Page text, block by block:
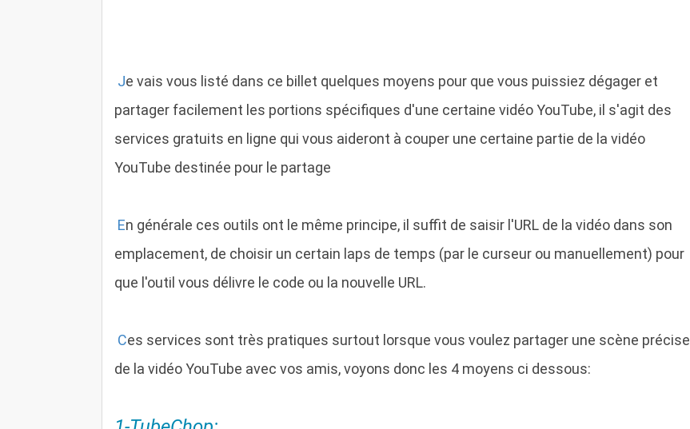
Je vais vous listé dans ce billet quelques moyens pour que vous puissiez dégager et
partager facilement les portions spécifiques d'une certaine vidéo YouTube, il s'agit des
services gratuits en ligne qui vous aideront à couper une certaine partie de la vidéo
YouTube destinée pour le partage
En générale ces outils ont le même principe, il suffit de saisir l'URL de la vidéo dans son
emplacement, de choisir un certain laps de temps (par le curseur ou manuellement) pour
que l'outil vous délivre le code ou la nouvelle URL.
Ces services sont très pratiques surtout lorsque vous voulez partager une scène précise
de la vidéo YouTube avec vos amis, voyons donc les 4 moyens ci dessous: